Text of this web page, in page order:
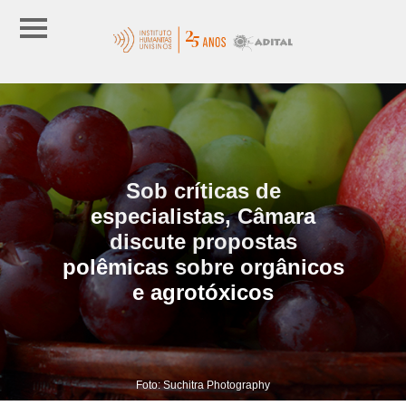
Sob críticas de
especialistas, Câmara
discute propostas
polêmicas sobre orgânicos
e agrotóxicos
Foto: Suchitra Photography